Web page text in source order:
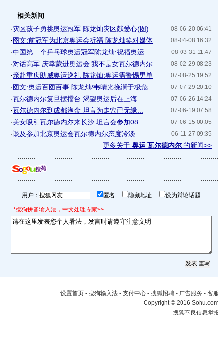
相关新闻
08-06-20 06:41
·灾区孩子勇挑奥运冠军 陈龙灿灾区献爱心(图)
08-04-08 16:32
·图文:前冠军为北京奥运会祈福 陈龙灿笑对媒体
08-03-31 11:47
·中国第一个乒乓球奥运冠军陈龙灿:祝福奥运
08-02-29 08:23
·对话高军:庆幸蒙进奥运会 我不是女瓦尔德内尔
07-08-25 19:52
·亲赴重庆助威奥运巡礼 陈龙灿:奥运需警惕男单
07-07-29 20:10
·图文:奥运百图百事 陈龙灿/韦晴光挽澜于极危
07-06-26 14:24
·瓦尔德内尔复旦摆擂台 渴望奥运后在上海...
07-06-19 07:58
·瓦尔德内尔到成都淘金 坦言为走穴已无缘...
07-06-15 00:05
·美女吸引瓦尔德内尔来长沙 坦言会参加08...
06-11-27 09:35
·谈及参加北京奥运会瓦尔德内尔态度冷淡
更多关于 奥运 瓦尔德内尔 的新闻>>
用户： 匿名 隐藏地址 设为辩论话题
*搜狗拼音输入法，中文处理专家>>
设置首页 - 搜狗输入法 - 支付中心 - 搜狐招聘 - 广告服务 - 客
Copyright©2016
搜狐不良信息举